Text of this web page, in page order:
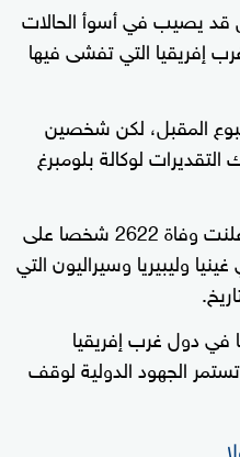
قد يصيب في أسوأ الحالات
إفريقيا التي تفشى فيها
المقبل، لكن شخصين
لوكالة بلومبرغ
وكانت منظمة الصحة العالمية أعلنت وفاة 2622 شخصا على
وليبيريا وسيراليون التي
من 5335 شخصا في دول غرب إفريقيا
الجهود الدولية لوقف